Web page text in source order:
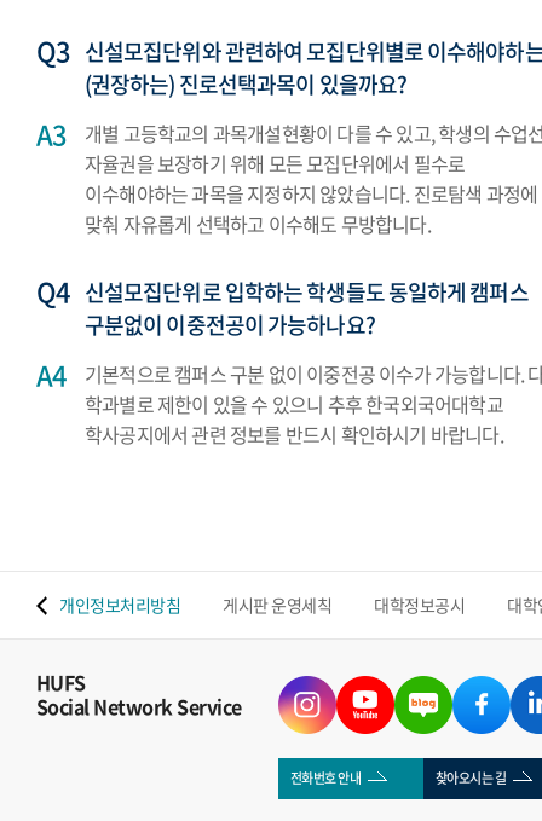
신설모집단위와 관련하여 모집단위별로 이수해야하
(권장하는) 진로선택과목이 있을까요?
개별 고등학교의 과목개설현황이 다를 수 있고, 학생의 수업
자율권을 보장하기 위해 모든 모집단위에서 필수로
이수해야하는 과목을 지정하지 않았습니다. 진로탐색 과정에
맞춰 자유롭게 선택하고 이수해도 무방합니다.
신설모집단위로 입학하는 학생들도 동일하게 캠퍼스
구분없이 이중전공이 가능하나요?
기본적으로 캠퍼스 구분 없이 이중전공 이수가 가능합니다.
학과별로 제한이 있을 수 있으니 추후 한국외국어대학교
학사공지에서 관련 정보를 반드시 확인하시기 바랍니다.
개인정보처리방침 게시판 운영세칙 대학정보공시 대
HUFS
Social Network Service
전화번호 안내 찾아오시는 길